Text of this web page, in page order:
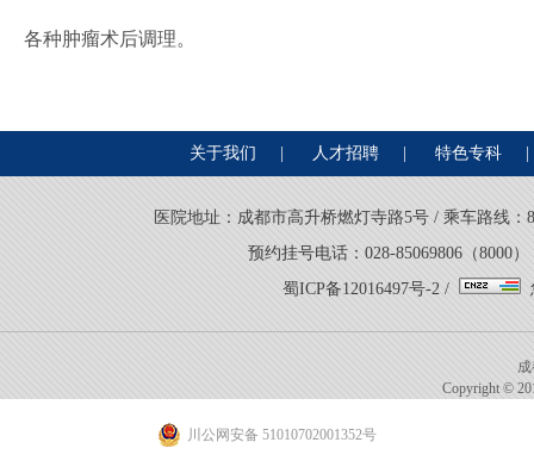
各种肿瘤术后调理。
关于我们 人才招聘 特色专科
医院地址：成都市高升桥燃灯寺路5号 / 乘车路线：
预约挂号电话：028-85069806（8000
蜀ICP备12016497号-2 /
Copyright ©
川公网安备 51010702001352号